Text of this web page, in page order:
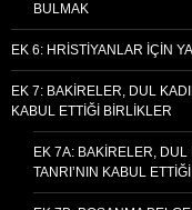
BULMAK
EK 6: HRISTIYANLAR İÇIN
EK 7: BAKIRELER, DUL
KABUL ETTIĞI BIRLIKLER
EK 7A: BAKIRELER,
TANRI’NIN KABUL